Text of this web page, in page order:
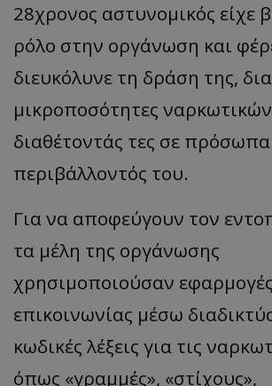
28χρονος αστυνομικός είχε
ρόλο στην οργάνωση και
διευκόλυνε τη δράση της,
μικροποσότητες
διαθέτοντάς τες σε
περιβάλλοντός του.
Για να αποφεύγουν τον
τα μέλη της οργάνωσης
χρησιμοποιούσαν εφαρμογές
επικοινωνίας μέσω
κωδικές λέξεις για τις
όπως «γραμμές», «στίχους»,